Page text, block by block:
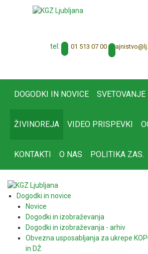
tel: 01 513 07 00
DOGODKI IN NOVICE SVETOVANJE
ŽIVINOREJA VIDEO PRISPEVKI
KONTAKTI O NAS POLITIKA ZAS.
Dogodki in novice
Novice
Dogodki in izobraževanja
Dogodki in izobraževanja - arhiv
Obvezna usposabljanja za ukrepe
in DŽ